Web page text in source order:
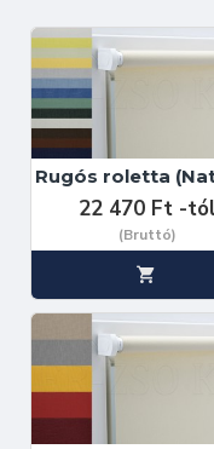
Rugós roletta
22 470 Ft -tól
(Bruttó)